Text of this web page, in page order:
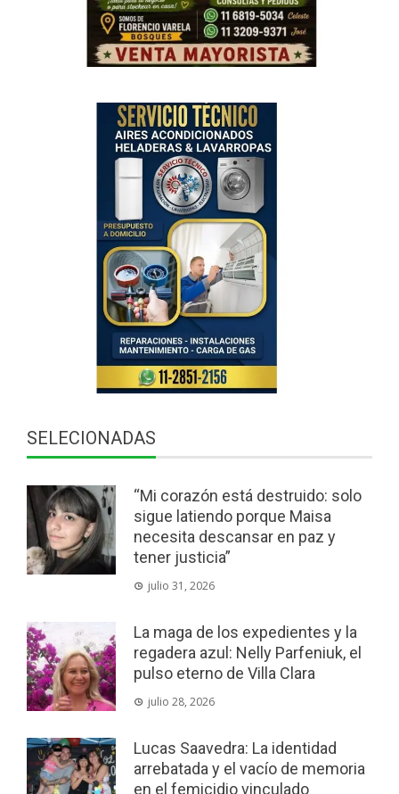
SELECIONADAS
“Mi corazón está destruido: solo
sigue latiendo porque Maisa
necesita descansar en paz y
tener justicia”
julio 31, 2026
La maga de los expedientes y la
regadera azul: Nelly Parfeniuk, el
pulso eterno de Villa Clara
julio 28, 2026
Lucas Saavedra: La identidad
arrebatada y el vacío de memoria
en el femicidio vinculado